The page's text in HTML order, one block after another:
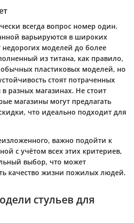
всегда вопрос номер один.
варьируются в широких
недорогих моделей до более
из титана, как правило,
пластиковых моделей, но
стоят потраченных
разных магазинах. Не стоит
магазины могут предлагать
что идеально подходит для
важно подойти к
с учётом всех этих критериев,
выбор, что может
качество жизни пожилых людей.
стульев для